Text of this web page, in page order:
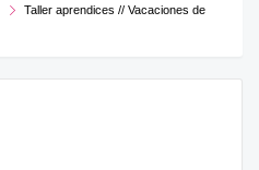
Taller aprendices // Vacaciones de